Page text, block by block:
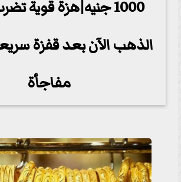
1000 جنيه|هزة قوية
مفاجأة